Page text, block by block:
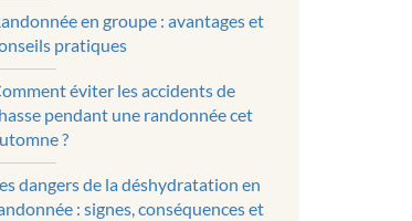
en groupe : avantages et
pratiques
éviter les accidents de
pendant une randonnée cet
?
dangers de la déshydratation en
: signes, conséquences et